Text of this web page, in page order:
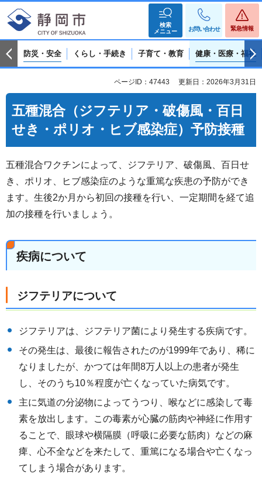
検索
メニュー
お問い合わせ 緊急情報
防災・安全 くらし・手続き 子育て・教育 健康・医療・福祉
ページID：47443 更新日：2026年3月31日
五種混合（ジフテリア・破傷風・百日
せき・ポリオ・ヒブ感染症）予防接種
五種混合ワクチンによって、ジフテリア、破傷風、百日せ
き、ポリオ、ヒブ感染症のような重篤な疾患の予防ができ
ます。生後2か月から初回の接種を行い、一定期間を経て追
加の接種を行いましょう。
疾病について
ジフテリアについて
ジフテリアは、ジフテリア菌により発生する疾病です。
その発生は、最後に報告されたのが1999年であり、稀に
なりましたが、かつては年間8万人以上の患者が発生
し、そのうち10％程度が亡くなっていた病気です。
主に気道の分泌物によってうつり、喉などに感染して毒
素を放出します。この毒素が心臓の筋肉や神経に作用す
ることで、眼球や横隔膜（呼吸に必要な筋肉）などの麻
痺、心不全などを来たして、重篤になる場合や亡くなっ
てしまう場合があります。